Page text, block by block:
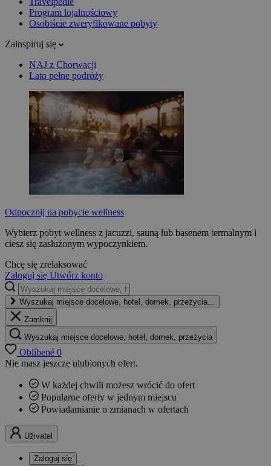
Program lojalnościowy
Osobiście zweryfikowane pobyty
Zainspiruj się
NAJ z Chorwacji
Lato pełne podróży
Odpocznij na pobycie wellness
Wybierz pobyt wellness z jacuzzi, sauną lub basenem termalnym i
ciesz się zasłużonym wypoczynkiem.
Chcę się zrelaksować
Zaloguj się Utwórz konto
Wyszukaj miejsce docelowe, hotel, domek, przeżycia...
Zamknij
Wyszukaj miejsce docelowe, hotel, domek, przeżycia
Oblíbené 0
Nie masz jeszcze ulubionych ofert.
W każdej chwili możesz wrócić do ofert
Popularne oferty w jednym miejscu
Powiadamianie o zmianach w ofertach
Uživatel
Zaloguj się